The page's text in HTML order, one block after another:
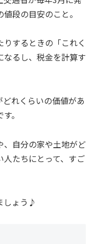
段の目安のこと。
するときの「これく
なるし、税金を計算す
れくらいの価値があ
。
、自分の家や土地がど
たちにとって、すご
しょう♪